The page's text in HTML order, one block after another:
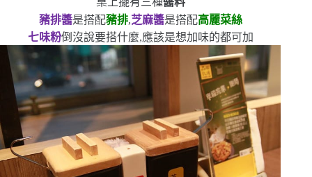
豬排醬是搭配豬排,芝麻醬是搭配高麗菜絲
七味粉倒沒說要搭什麼,應該是想加味的都可加